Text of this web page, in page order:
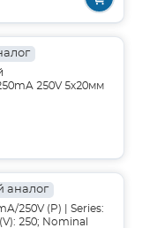
250V 5х20мм
аналог
250V (P) | Series:
250; Nominal